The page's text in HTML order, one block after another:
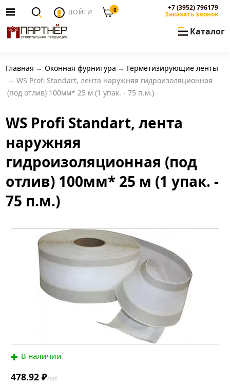
ВОЙТИ 0 +7 (3952) 796179
Заказать звонок
Каталог
Главная Оконная фурнитура
Герметизирующие ленты
WS Profi Standart, лента наружняя гидроизоляционная
(под отлив) 100мм* 25 м (1 упак. - 75 п.м.)
WS Profi Standart, лента
наружняя
гидроизоляционная (под
отлив) 100мм* 25 м (1 упак. -
75 п.м.)
В наличии
478.92 ₽/шт.